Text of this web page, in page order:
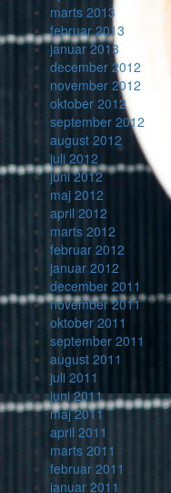
marts 2013
februar 2013
januar 2013
december 2012
november 2012
oktober 2012
september 2012
august 2012
juli 2012
juni 2012
maj 2012
april 2012
marts 2012
februar 2012
januar 2012
december 2011
november 2011
oktober 2011
september 2011
august 2011
juli 2011
juni 2011
maj 2011
april 2011
marts 2011
februar 2011
januar 2011